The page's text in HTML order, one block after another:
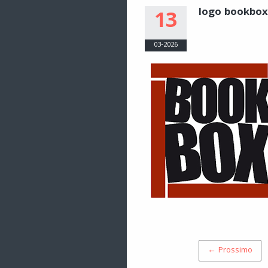
13
03-2026
logo bookbox
← Prossimo